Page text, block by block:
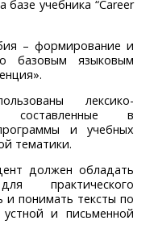
учебника “Career
– формирование и
базовым языковым
лексико-
составленные в
и учебных
тематики.
должен обладать
практического
и понимать тексты по
и письменной